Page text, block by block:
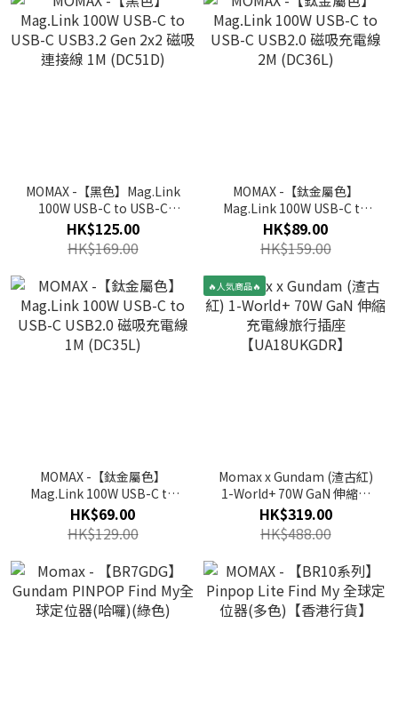
MOMAX -【黑色】Mag.Link
100W USB-C to USB-C
USB3.2 Gen 2x2 磁吸連接線
1M (DC51D)
HK$125.00
HK$169.00
MOMAX -【鈦金屬色】
Mag.Link 100W USB-C to
USB-C USB2.0 磁吸充電線
2M (DC36L)
HK$89.00
HK$159.00
MOMAX -【鈦金屬色】
Mag.Link 100W USB-C to
USB-C USB2.0 磁吸充電線
1M (DC35L)
HK$69.00
HK$129.00
🔥人気商品🔥
Momax x Gundam (渣古紅)
1-World+ 70W GaN 伸縮充
電線旅行插座
【UA18UKGDR】
HK$319.00
HK$488.00